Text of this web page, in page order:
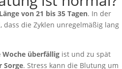
von 21 bis 35 Tagen. In der
dass die Zyklen unregelmäßig lang
Woche überfällig ist und zu spät
Sorge. Stress kann die Blutung um